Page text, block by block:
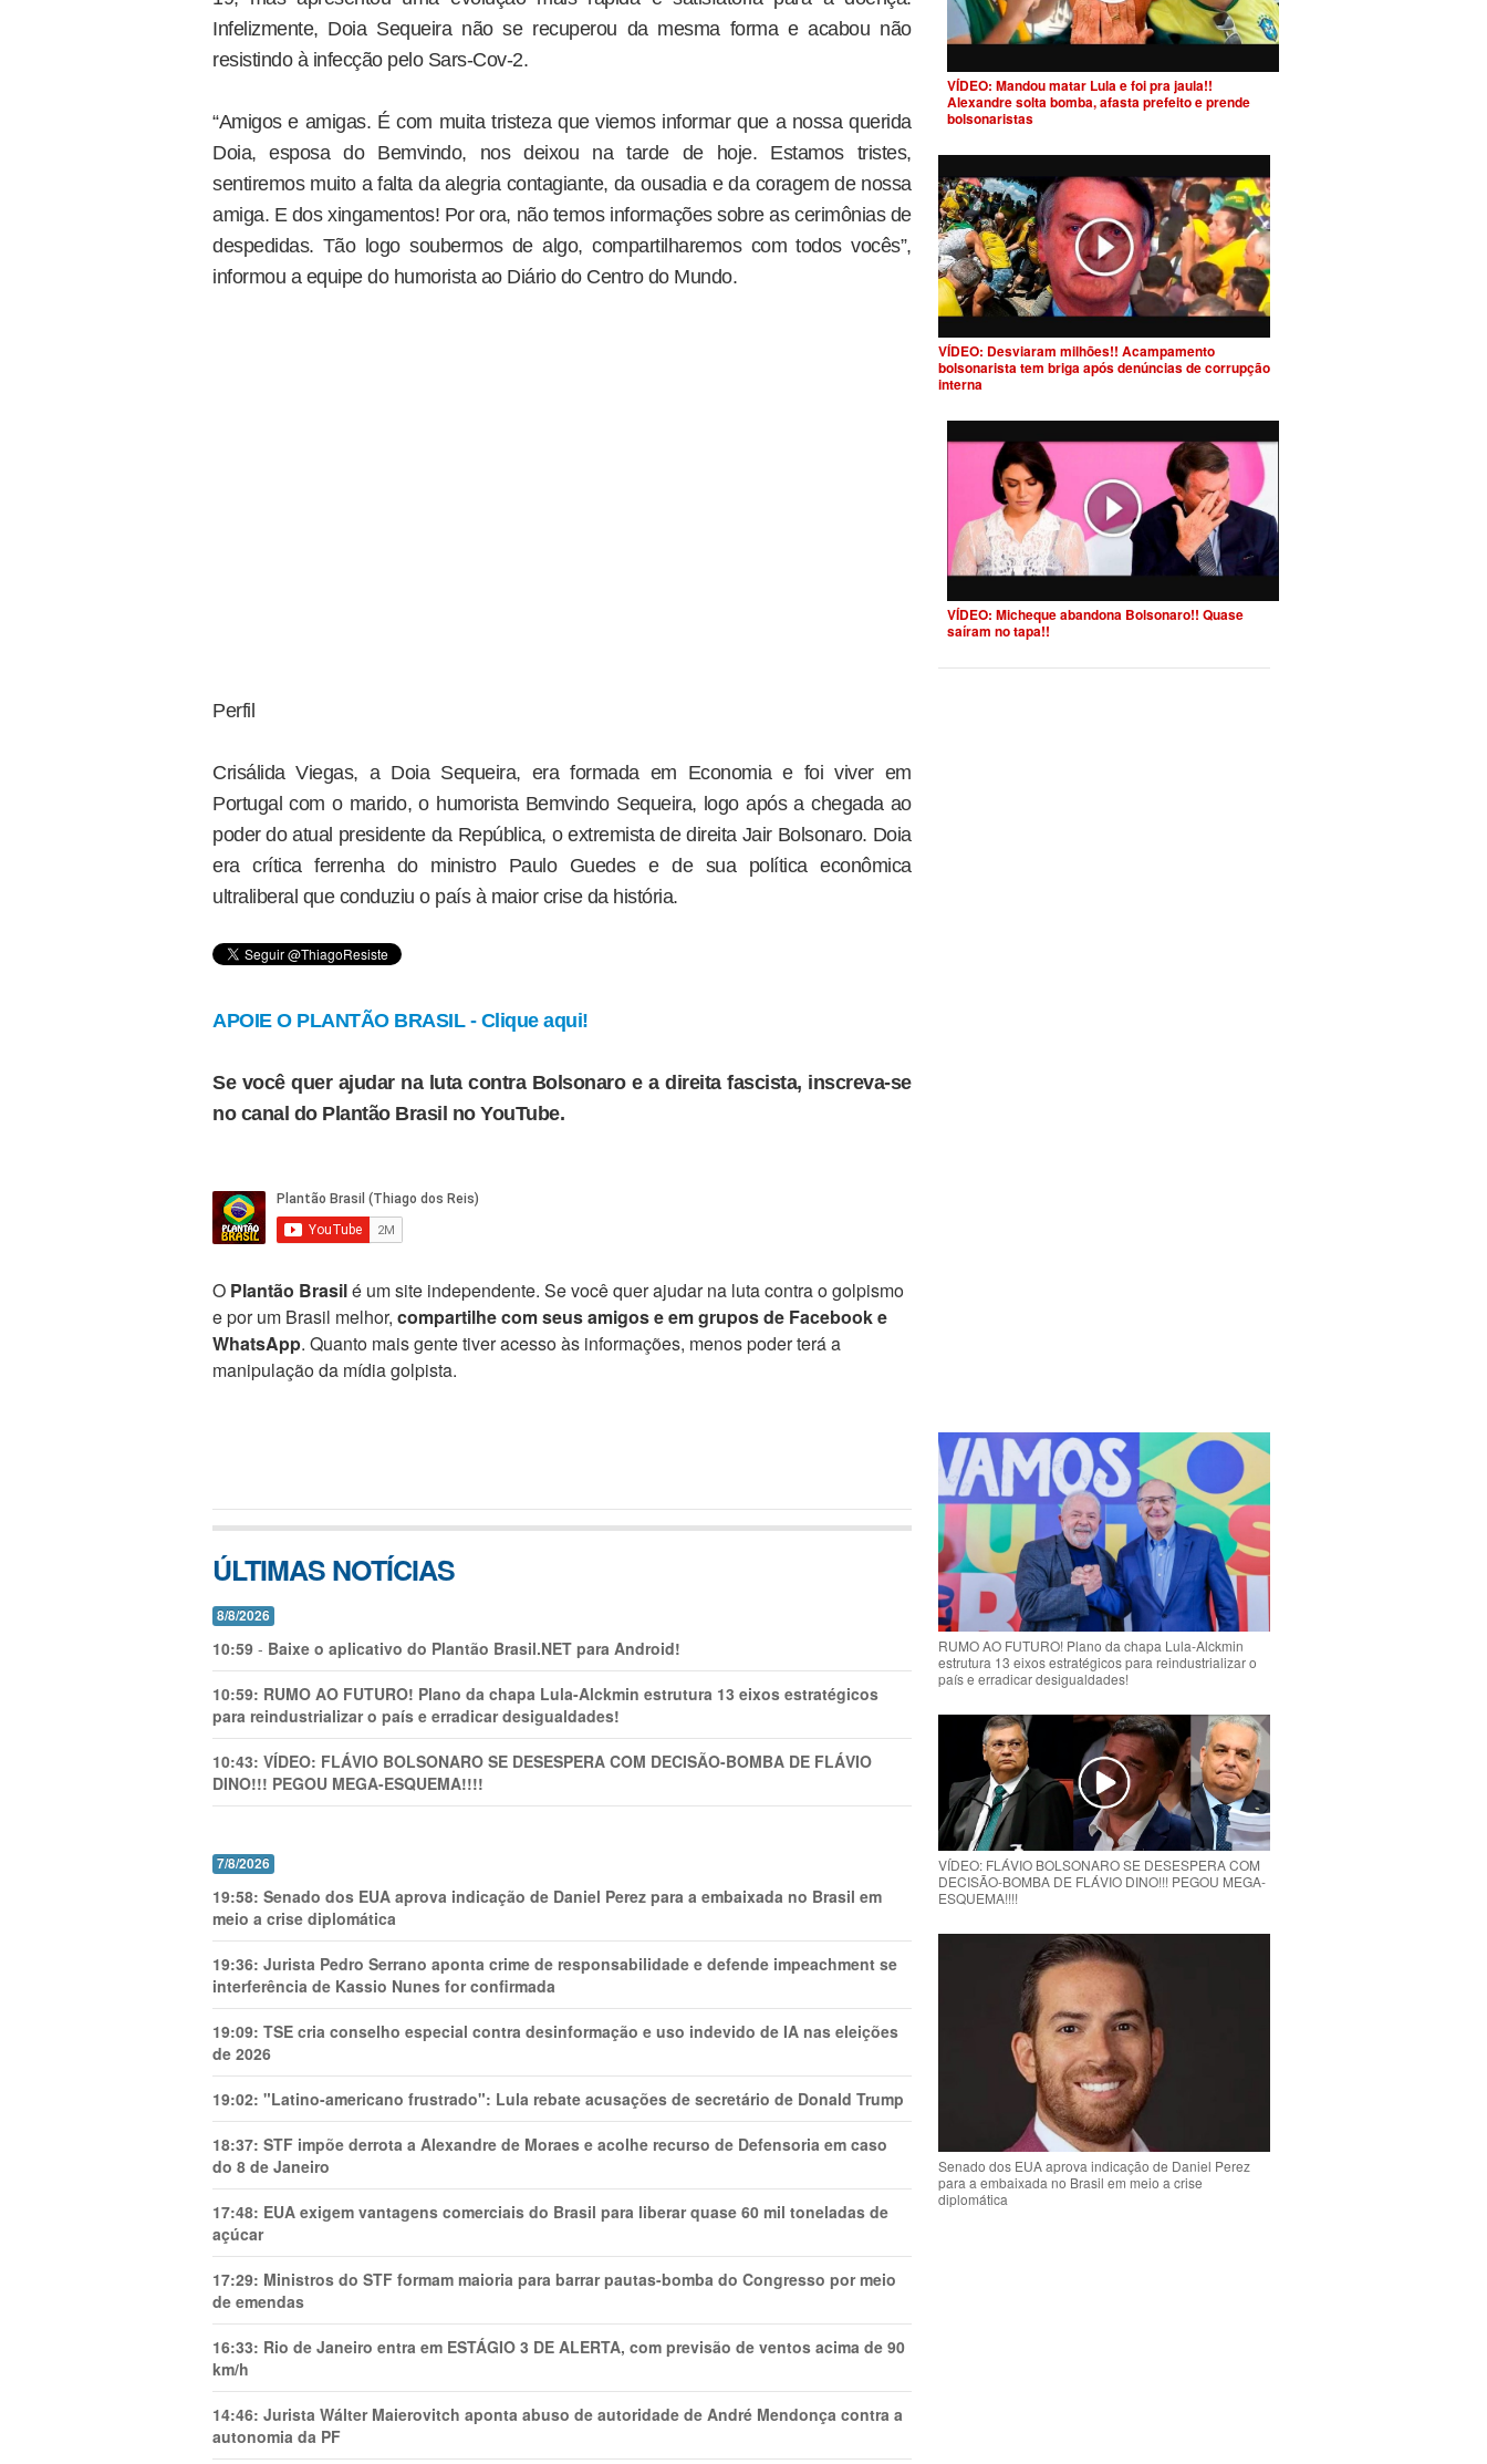
Infelizmente, Doia Sequeira não se recuperou da mesma forma e acabou não
resistindo à infecção pelo Sars-Cov-2.
“Amigos e amigas. É com muita tristeza que viemos informar que a nossa querida
Doia, esposa do Bemvindo, nos deixou na tarde de hoje. Estamos tristes,
sentiremos muito a falta da alegria contagiante, da ousadia e da coragem de nossa
amiga. E dos xingamentos! Por ora, não temos informações sobre as cerimônias de
despedidas. Tão logo soubermos de algo, compartilharemos com todos vocês”,
informou a equipe do humorista ao Diário do Centro do Mundo.
Perfil
Crisálida Viegas, a Doia Sequeira, era formada em Economia e foi viver em
Portugal com o marido, o humorista Bemvindo Sequeira, logo após a chegada ao
poder do atual presidente da República, o extremista de direita Jair Bolsonaro. Doia
era crítica ferrenha do ministro Paulo Guedes e de sua política econômica
ultraliberal que conduziu o país à maior crise da história.
APOIE O PLANTÃO BRASIL - Clique aqui!
Se você quer ajudar na luta contra Bolsonaro e a direita fascista, inscreva-se
no canal do Plantão Brasil no YouTube.
O Plantão Brasilé um site independente. Se você quer ajudar na luta contra o golpismo
e por um Brasil melhor, compartilhe com seus amigos e em grupos de Facebook e
WhatsApp. Quanto mais gente tiver acesso às informações, menos poder terá a
manipulação da mídia golpista.
ÚLTIMAS NOTÍCIAS
8/8/2026
10:59 - Baixe o aplicativo do Plantão Brasil.NET para Android!
10:59: RUMO AO FUTURO! Plano da chapa Lula-Alckmin estrutura 13 eixos estratégicos
para reindustrializar o país e erradicar desigualdades!
10:43: VÍDEO: FLÁVIO BOLSONARO SE DESESPERA COM DECISÃO-BOMBA DE FLÁVIO
DINO!!! PEGOU MEGA-ESQUEMA!!!!
7/8/2026
19:58: Senado dos EUA aprova indicação de Daniel Perez para a embaixada no Brasil em
meio a crise diplomática
19:36: Jurista Pedro Serrano aponta crime de responsabilidade e defende impeachment se
interferência de Kassio Nunes for confirmada
19:09: TSE cria conselho especial contra desinformação e uso indevido de IA nas eleições
de 2026
19:02: "Latino-americano frustrado": Lula rebate acusações de secretário de Donald Trump
18:37: STF impõe derrota a Alexandre de Moraes e acolhe recurso de Defensoria em caso
do 8 de Janeiro
17:48: EUA exigem vantagens comerciais do Brasil para liberar quase 60 mil toneladas de
açúcar
17:29: Ministros do STF formam maioria para barrar pautas-bomba do Congresso por meio
de emendas
16:33: Rio de Janeiro entra em ESTÁGIO 3 DE ALERTA, com previsão de ventos acima de 90
km/h
14:46: Jurista Wálter Maierovitch aponta abuso de autoridade de André Mendonça contra a
autonomia da PF
VÍDEO: Mandou matar Lula e foi pra jaula!!
Alexandre solta bomba, afasta prefeito e prende
bolsonaristas
VÍDEO: Desviaram milhões!! Acampamento
bolsonarista tem briga após denúncias de corrupção
interna
VÍDEO: Micheque abandona Bolsonaro!! Quase
saíram no tapa!!
RUMO AO FUTURO! Plano da chapa Lula-Alckmin
estrutura 13 eixos estratégicos para reindustrializar o
país e erradicar desigualdades!
VÍDEO: FLÁVIO BOLSONARO SE DESESPERA COM
DECISÃO-BOMBA DE FLÁVIO DINO!!! PEGOU MEGA-
ESQUEMA!!!!
Senado dos EUA aprova indicação de Daniel Perez
para a embaixada no Brasil em meio a crise
diplomática